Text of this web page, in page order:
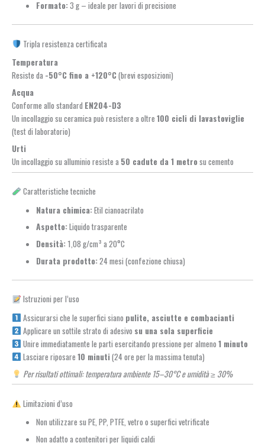
Formato:3 g – ideale per lavori di precisione
Tripla resistenza certificata
Temperatura
Resiste da -50°C fino a +120°C(brevi esposizioni)
Acqua
Conforme allo standard EN204-D3
Un incollaggio su ceramica può resistere a oltre 100 cicli di lavastoviglie
(test di laboratorio)
Urti
Un incollaggio su alluminio resiste a 50 cadute da 1 metrosu cemento
Caratteristiche tecniche
Natura chimica:Etil cianoacrilato
Aspetto:Liquido trasparente
Densità:1,08 g/cm³ a 20°C
Durata prodotto:24 mesi (confezione chiusa)
Istruzioni per l’uso
Assicurarsi che le superfici siano pulite, asciutte e combacianti
Applicare un sottile strato di adesivo su una sola superficie
Unire immediatamente le parti esercitando pressione per almeno 1 minuto
Lasciare riposare 10 minuti(24 ore per la massima tenuta)
Per risultati ottimali: temperatura ambiente 15–30°C e umidità ≥ 30%
Limitazioni d’uso
Non utilizzare su PE, PP, PTFE, vetro o superfici vetrificate
Non adatto a contenitori per liquidi caldi